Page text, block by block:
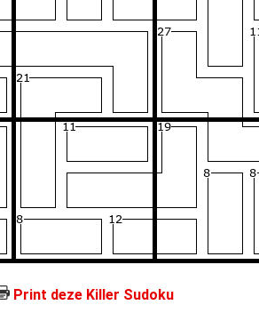
Print deze Killer Sudoku